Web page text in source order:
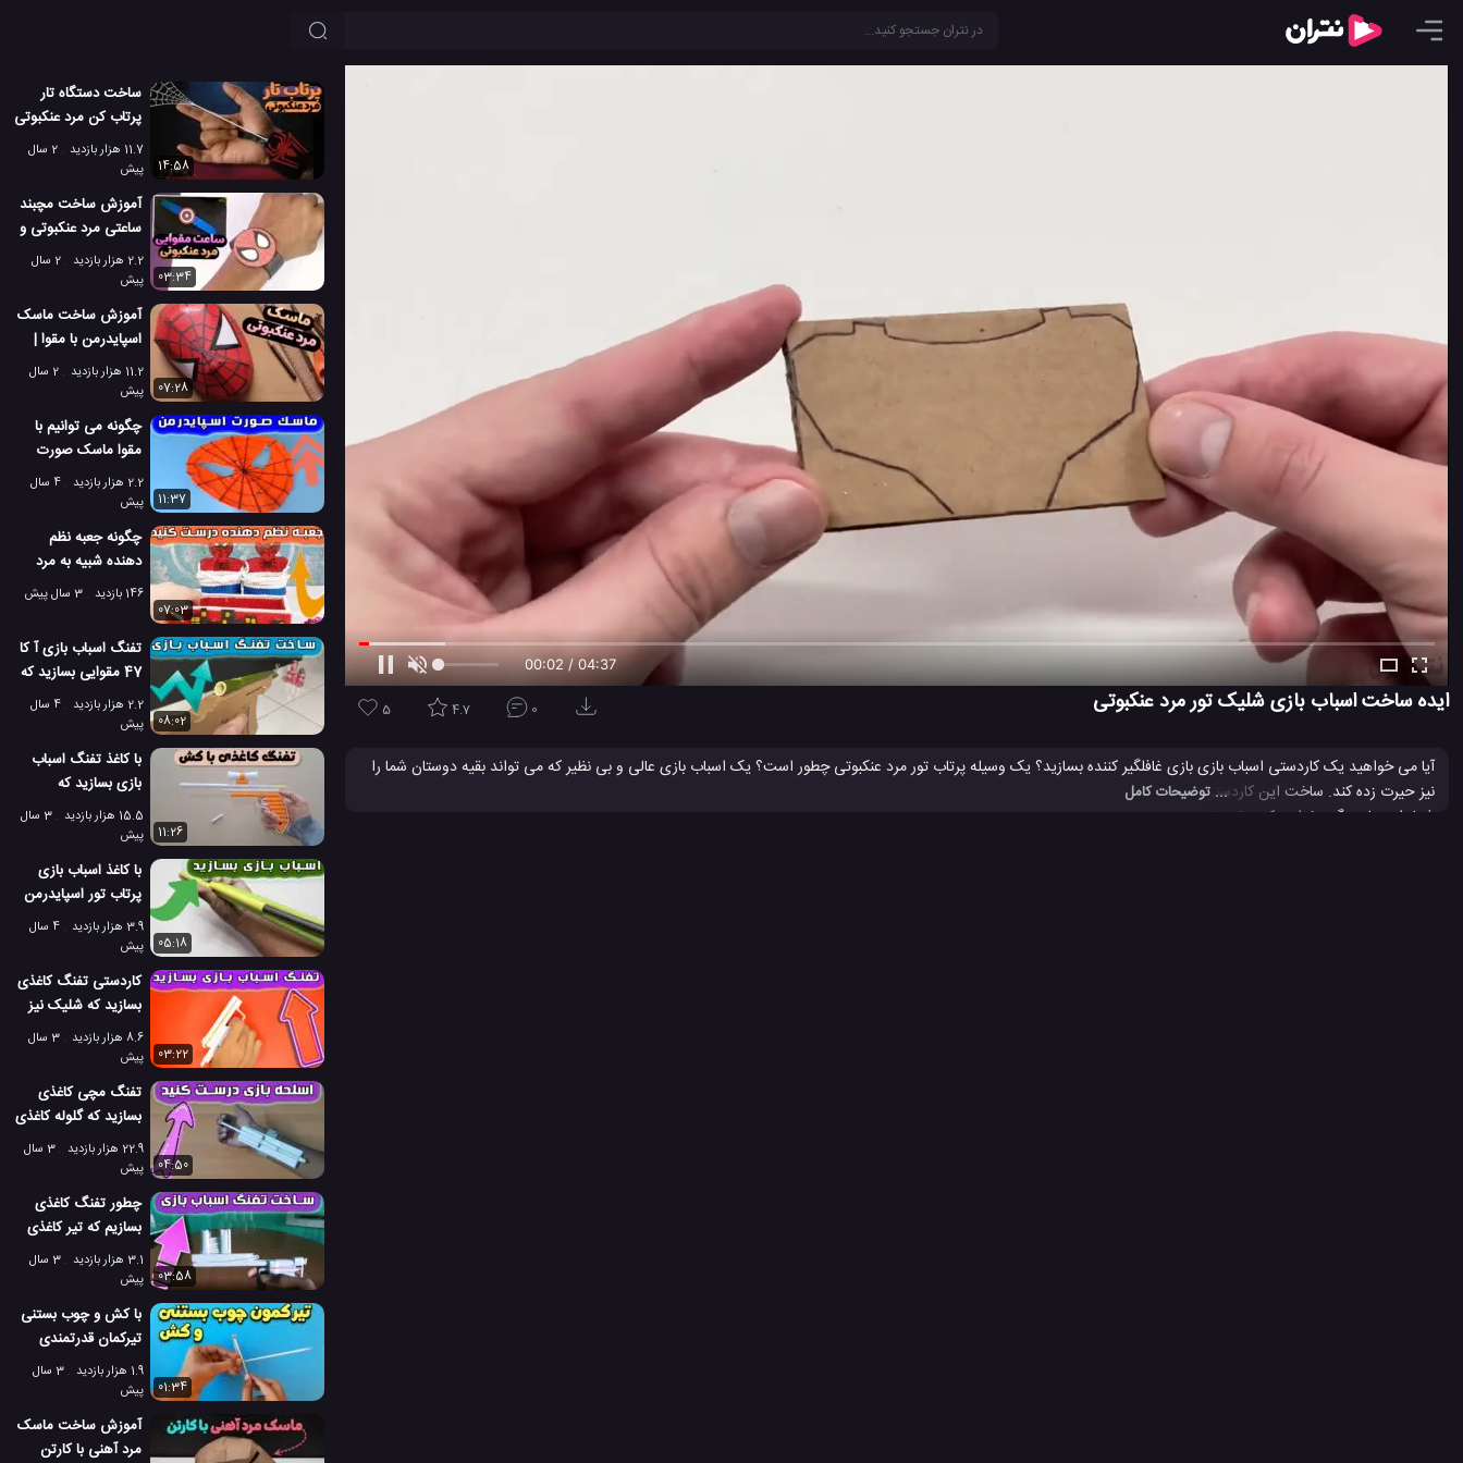
00:02 / 04:37
ایده ساخت اسباب بازی شلیک تور مرد عنکبوتی 5 4.7 0
آیا می خواهید یک کاردستی اسباب بازی بازی غافلگیر کننده بسازید؟ یک وسیله پرتاب تور مرد عنکبوتی چطور است؟ یک اسباب بازی عالی و بی نظیر که می تواند بقیه دوستان شما را
نیز حیرت زده کند. ساخت این کاردستی پرتاب تور مرد عنکبوتی راحت و ساده است. میتوانید به آسانی نمونه آن را در خانه بسازید. یک اسباب بازی جالب و خاص که شما و اطرافیان
شما را بسیار سرگرم خواهد کرد. خودتان ساخت آن را در اینجا بیاموزید. به تازگی یکی از کاملترین آموزش های ساخت دستگاه پرتاب کننده تار مرد عنکبوتی را با شما در نتران به اشتراک
... توضیحات کامل
ساخت دستگاه تار
پرتاب کن مرد عنکبوتی
واقعی [تار انداز
اسپایدرمن]
11.7 هزار بازدید
2 سال
پیش
14:58
آموزش ساخت مچبند
ساعتی مرد عنکبوتی و
کاپیتان آمریکا با مقوا
2.2 هزار بازدید
2 سال
پیش
03:34
آموزش ساخت ماسک
اسپایدرمن با مقوا |
ساختن ماسک مرد
عنکبوتی
11.2 هزار بازدید
2 سال
پیش
07:28
چگونه می توانیم با
مقوا ماسک صورت
مرد عنکبوتی بسازیم؟
2.2 هزار بازدید
4 سال
پیش
11:37
چگونه جعبه نظم
دهنده شبیه به مرد
عنکبوتی بسازیم؟
146 بازدید
3 سال پیش
07:03
تفنگ اسباب بازی آ کا
47 مقوایی بسازید که
شلیک می کند
2.2 هزار بازدید
4 سال
پیش
08:02
با کاغذ تفنگ اسباب
بازی بسازید که
تیرهای کاغذی شلیک
می کند!
15.5 هزار بازدید
3 سال
پیش
11:26
با کاغذ اسباب بازی
پرتاب تور اسپایدرمن
بسازید
3.9 هزار بازدید
4 سال
پیش
05:18
کاردستی تفنگ کاغذی
بسازید که شلیک نیز
می کند!
8.6 هزار بازدید
3 سال
پیش
03:22
تفنگ مچی کاغذی
بسازید که گلوله کاغذی
شلیک می کند!
22.9 هزار بازدید
3 سال
پیش
04:50
چطور تفنگ کاغذی
بسازیم که تیر کاغذی
شلیک می کند!
3.1 هزار بازدید
3 سال
پیش
03:58
با کش و چوب بستنی
تیرکمان قدرتمندی
بسازید که تیر چوبی
شلیک می کند!
1.9 هزار بازدید
3 سال
پیش
01:34
آموزش ساخت ماسک
مرد آهنی با کارتن